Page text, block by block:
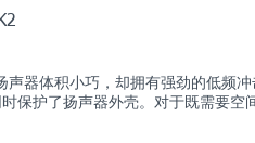
声器体积小巧，却拥有强劲的低频
时保护了扬声器外壳。对于既需要